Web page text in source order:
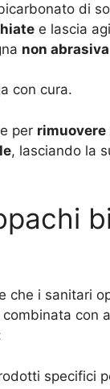
di
e lascia
non abrasiva
con cura.
per
, lasciando la
che i sanitari
con
specifici